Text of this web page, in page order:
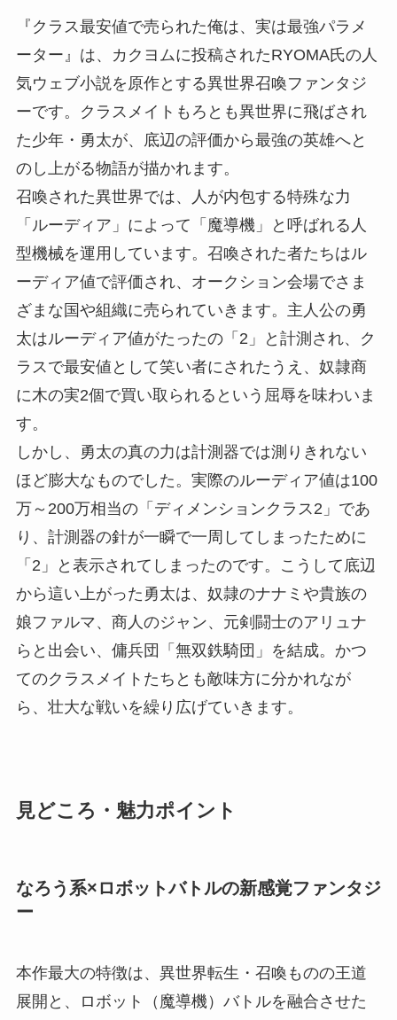
『クラス最安値で売られた俺は、実は最強パラメ
ーター』は、カクヨムに投稿されたRYOMA氏の人
気ウェブ小説を原作とする異世界召喚ファンタジ
ーです。クラスメイトもろとも異世界に飛ばされ
た少年・勇太が、底辺の評価から最強の英雄へと
のし上がる物語が描かれます。
召喚された異世界では、人が内包する特殊な力
「ルーディア」によって「魔導機」と呼ばれる人
型機械を運用しています。召喚された者たちはル
ーディア値で評価され、オークション会場でさま
ざまな国や組織に売られていきます。主人公の勇
太はルーディア値がたったの「2」と計測され、ク
ラスで最安値として笑い者にされたうえ、奴隷商
に木の実2個で買い取られるという屈辱を味わいま
す。
しかし、勇太の真の力は計測器では測りきれない
ほど膨大なものでした。実際のルーディア値は100
万～200万相当の「ディメンションクラス2」であ
り、計測器の針が一瞬で一周してしまったために
「2」と表示されてしまったのです。こうして底辺
から這い上がった勇太は、奴隷のナナミや貴族の
娘ファルマ、商人のジャン、元剣闘士のアリュナ
らと出会い、傭兵団「無双鉄騎団」を結成。かつ
てのクラスメイトたちとも敵味方に分かれなが
ら、壮大な戦いを繰り広げていきます。
見どころ・魅力ポイント
なろう系×ロボットバトルの新感覚ファンタジ
ー
本作最大の特徴は、異世界転生・召喚ものの王道
展開と、ロボット（魔導機）バトルを融合させた